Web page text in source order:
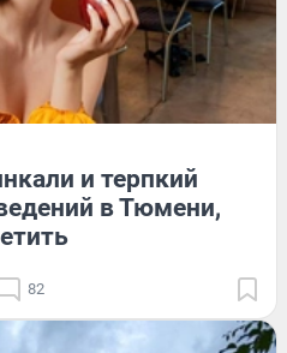
и терпкий
в Тюмени,
82